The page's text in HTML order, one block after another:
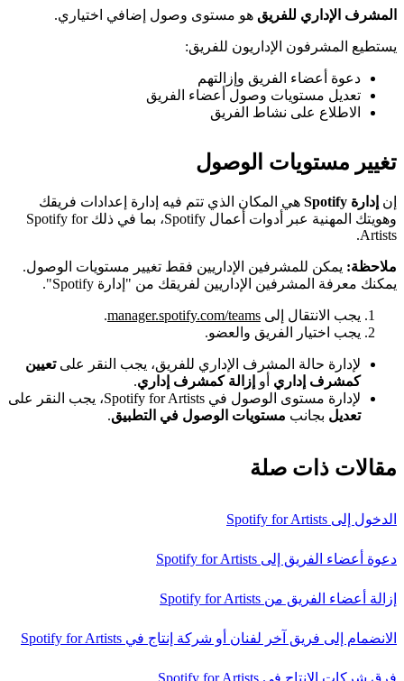
المشرف الإداري للفريق هو مستوى وصول إضافي اختياري.
يستطيع المشرفون الإداريون للفريق:
دعوة أعضاء الفريق وإزالتهم
تعديل مستويات وصول أعضاء الفريق
الاطلاع على نشاط الفريق
تغيير مستويات الوصول
إن إدارة Spotify
هي المكان الذي تتم فيه إدارة إعدادات فريقك
وهويتك المهنية عبر أدوات أعمال Spotify، بما في ذلك Spotify for
Artists.
ملاحظة: يمكن للمشرفين الإداريين فقط تغيير مستويات الوصول.
يمكنك معرفة المشرفين الإداريين لفريقك من "إدارة Spotify".
يجب الانتقال إلى manager.spotify.com/teams
.
يجب اختيار الفريق والعضو.
لإدارة حالة المشرف الإداري للفريق، يجب النقر علىتعيين
كمشرف إداري أو إزالة كمشرف إداري.
لإدارة مستوى الوصول في Spotify for Artists، يجب النقر على
تعديل بجانب مستويات الوصول في التطبيق.
مقالات ذات صلة
الدخول إلى Spotify for Artists
دعوة أعضاء الفريق إلى Spotify for Artists
إزالة أعضاء الفريق من Spotify for Artists
الانضمام إلى فريق آخر لفنان أو شركة إنتاج في Spotify for Artists
فِرق شركات الإنتاج في Spotify for Artists